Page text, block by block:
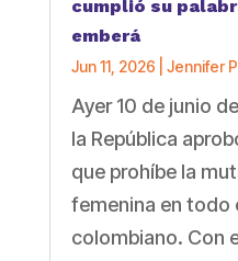
cumplió su
emberá
Jun 11, 2026 Jennifer
Ayer 10 de junio
la República
que prohíbe la
femenina en todo
colombiano. Con